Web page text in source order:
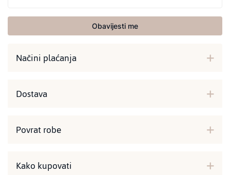
Obavijesti me
Načini plaćanja
Dostava
Povrat robe
Kako kupovati